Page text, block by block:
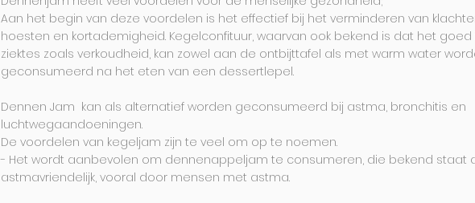
Aan het begin van deze voordelen is het effectief bij het verminderen van
hoesten en kortademigheid. Kegelconfituur, waarvan ook bekend is dat het goed
ziektes zoals verkoudheid, kan zowel aan de ontbijttafel als met warm water
geconsumeerd na het eten van een dessertlepel.
Dennen Jam kan als alternatief worden geconsumeerd bij astma, bronchitis en
luchtwegaandoeningen.
De voordelen van kegeljam zijn te veel om op te noemen.
- Het wordt aanbevolen om dennenappeljam te consumeren, die bekend staat
astmavriendelijk, vooral door mensen met astma.